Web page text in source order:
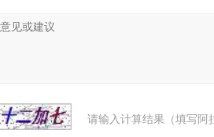
请输入计算结果（填写阿